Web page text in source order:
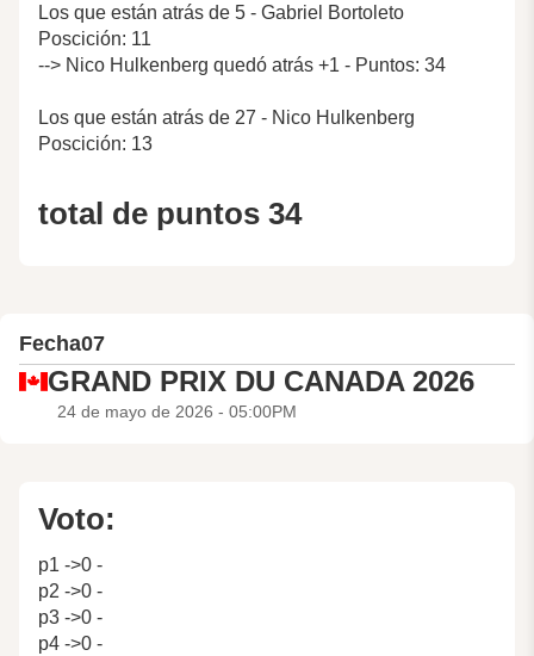
Los que están atrás de 5 - Gabriel Bortoleto
Poscición: 11
--> Nico Hulkenberg quedó atrás +1 - Puntos: 34
Los que están atrás de 27 - Nico Hulkenberg
Poscición: 13
total de puntos 34
Fecha07
GRAND PRIX DU CANADA 2026
24 de mayo de 2026 - 05:00PM
Voto:
p1 ->0 -
p2 ->0 -
p3 ->0 -
p4 ->0 -